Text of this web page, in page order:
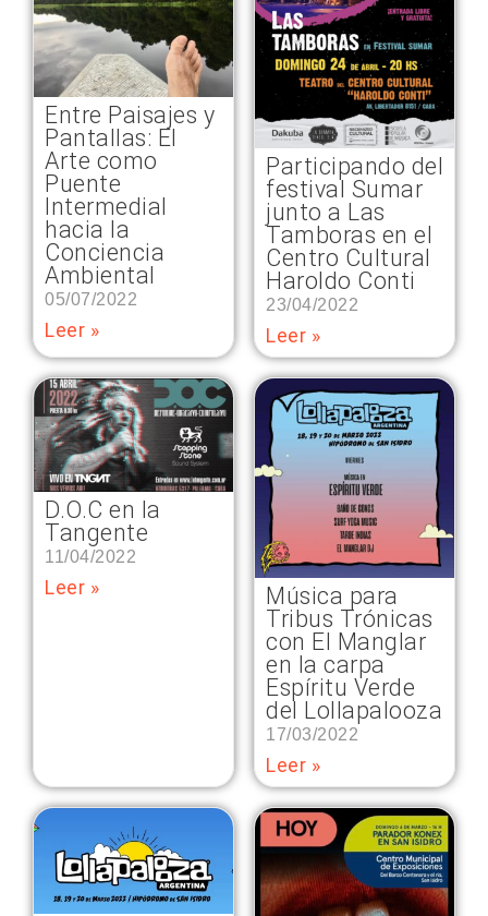
Entre Paisajes y
Pantallas: El
Arte como
Puente
Intermedial
hacia la
Conciencia
Ambiental
05/07/2022
Leer »
Participando del
festival Sumar
junto a Las
Tamboras en el
Centro Cultural
Haroldo Conti
23/04/2022
Leer »
D.O.C en la
Tangente
11/04/2022
Leer »
Música para
Tribus Trónicas
con El Manglar
en la carpa
Espíritu Verde
del Lollapalooza
17/03/2022
Leer »